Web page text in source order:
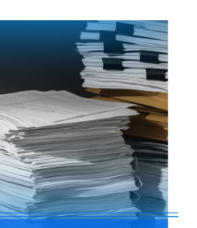
Федеральная
и суды отметили, что
оказался слишком большим.
критерии формирования